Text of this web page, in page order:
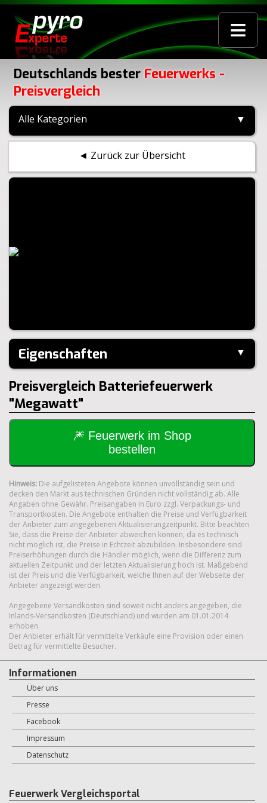
≡
Deutschlands bester Feuerwerks -
Preisvergleich
Alle Kategorien ▼
◄ Zurück zur Übersicht
Eigenschaften ▼
Hersteller:
---
Preisvergleich Batteriefeuerwerk
"Megawatt"
🎆 Feuerwerk im Shop
bestellen
Hinweis: Die aufgelisteten Angebote können unvollständig sein und
decken den Markt aus technischen Gründen nicht vollständig ab. Alle
Angaben ohne Gewähr. Preisangaben in Euro zzgl. Verpackungs- und
Transportkosten. Die Angebote enthalten die Preise und Verfügbarkeit
der Anbieter zum angegebenen Aktualisierungzeitpunkt. Bitte beachten
Sie, dass die Preise der Anbieter abweichen können, da es technisch
nicht möglich ist, die Preise in Echtzeit abzubilden. Insbesondere sind
Preiserhöhungen durch die Händler möglich, wenn die Differenz zum
aktuellen Zeitpunkt und der letzten Aktualisierung hoch ist. Maßgebend
ist der Preis und die Verfügbarkeit, welche Ihnen auf der Webseite der
Anbieter angezeigt werden.
Angegebene Versandkosten sind soweit nicht anders angegeben, die
Inlands-Versandkosten (Deutschland) und wurden am 01.01.2014
erhoben.
Der Anbieter erhält für vermittelte Verkäufe eine Provision oder einen
Betrag für vermittelte Besucher.
Informationen
Über uns
Presse
Facebook
Impressum
Datenschutz
Feuerwerk Vergleichsportal